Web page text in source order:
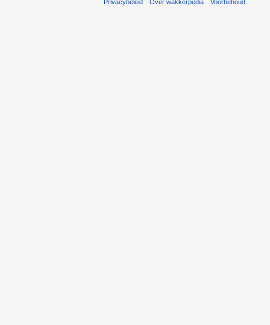
Privacybeleid Over wakkerpedia Voorbehoud